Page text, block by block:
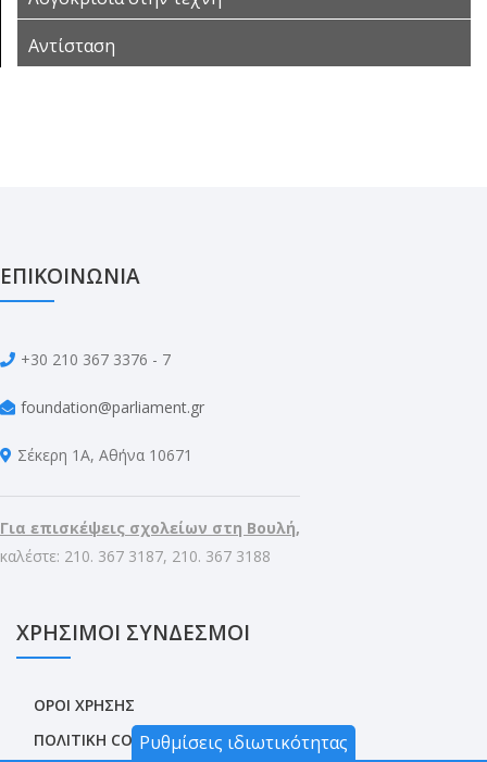
Αντίσταση
ΕΠΙΚΟΙΝΩΝΙΑ
+30 210 367 3376 - 7
foundation@parliament.gr
Σέκερη 1Α, Αθήνα 10671
Για επισκέψεις σχολείων στη Βουλή,
καλέστε: 210. 367 3187, 210. 367 3188
ΧΡΗΣΙΜΟΙ ΣΥΝΔΕΣΜΟΙ
ΟΡΟΙ ΧΡΗΣΗΣ
ΠΟΛΙΤΙΚΗ COOKIESΡυθμίσεις ιδιωτικότητας